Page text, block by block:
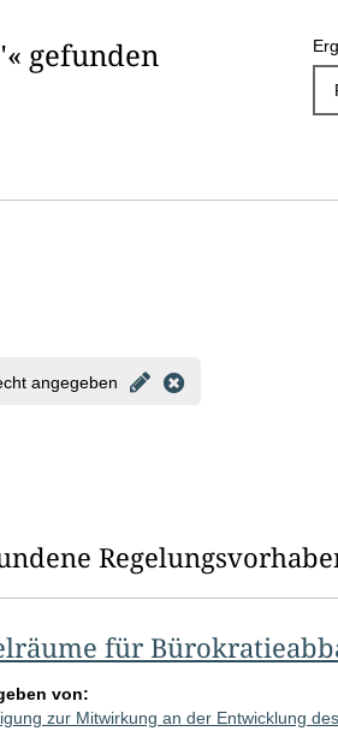
gefunden
angegeben
für
von:
zur Mitwirkung an der Entwicklung